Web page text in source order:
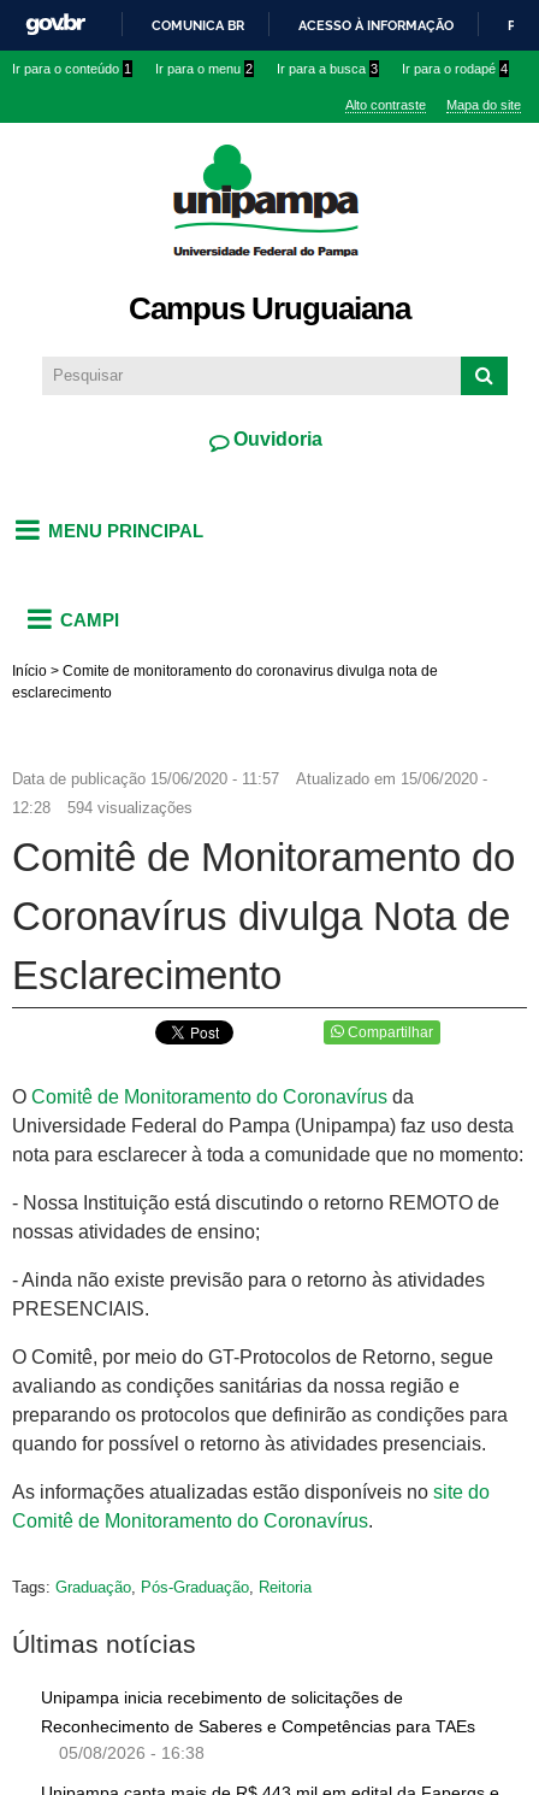
conteúdo
IR
O
COMUNICA BR ACESSO À INFORMAÇÃO
Ir para o conteúdo 1 Ir para o menu 2 Ir para a busca 3 Ir para o rodapé 4
Alto contraste Mapa do site
Campus Uruguaiana
Ouvidoria
MENU PRINCIPAL
CAMPI
Início > Comite de monitoramento do coronavirus divulga nota de
esclarecimento
Data de publicação 15/06/2020 - 11:57 Atualizado em 15/06/2020 -
12:28
594 visualizações
Comitê de Monitoramento do
Coronavírus divulga Nota de
Esclarecimento
Compartilhar
O Comitê de Monitoramento do Coronavírus da
Universidade Federal do Pampa (Unipampa) faz uso desta
nota para esclarecer à toda a comunidade que no momento:
- Nossa Instituição está discutindo o retorno REMOTO de
nossas atividades de ensino;
- Ainda não existe previsão para o retorno às atividades
PRESENCIAIS.
O Comitê, por meio do GT-Protocolos de Retorno, segue
avaliando as condições sanitárias da nossa região e
preparando os protocolos que definirão as condições para
quando for possível o retorno às atividades presenciais.
As informações atualizadas estão disponíveis no site do
Comitê de Monitoramento do Coronavírus.
Tags: Graduação, Pós-Graduação, Reitoria
Últimas notícias
Unipampa inicia recebimento de solicitações de
Reconhecimento de Saberes e Competências para TAEs
05/08/2026 - 16:38